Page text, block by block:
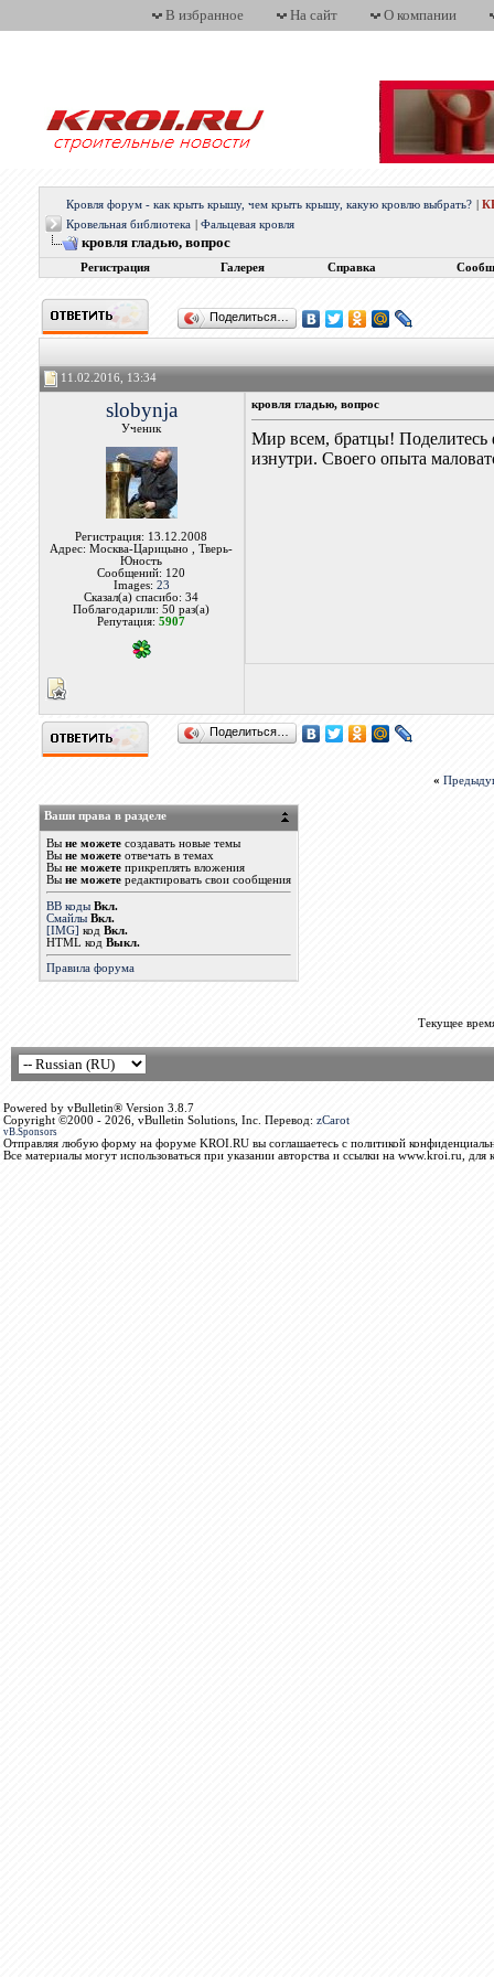
В избранное На сайт О компании
Кровля форум - как крыть крышу, чем крыть крышу, какую кровлю выбрать?
Кровельная библиотека
Фальцевая кровля
кровля гладью, вопрос
Регистрация Галерея Справка
Поделиться…
11.02.2016, 13:34
slobynja
Ученик
Регистрация: 13.12.2008
Адрес: Москва-Царицыно , Тверь-
Юность
Сообщений: 120
Images: 23
Сказал(а) спасибо: 34
Поблагодарили: 50 раз(а)
Репутация:5907
кровля гладью, вопрос
Мир всем, братцы! Поделитесь
изнутри. Своего опыта
Поделиться…
«
Ваши права в разделе
Вы не можетесоздавать новые темы
Вы не можетеотвечать в темах
Вы не можетеприкреплять вложения
Вы не можетередактировать свои сообщения
BB коды Вкл.
Смайлы Вкл.
[IMG] код Вкл.
HTML код Выкл.
Правила форума
Текущее
Powered by vBulletin® Version 3.8.7
Copyright ©2000 - 2026, vBulletin Solutions, Inc. Перевод: zCarot
vB.Sponsors
Отправляя любую форму на форуме KROI.RU вы соглашаетесь с политикой
Все материалы могут использоваться при указании авторства и ссылки на www.kroi.ru, для